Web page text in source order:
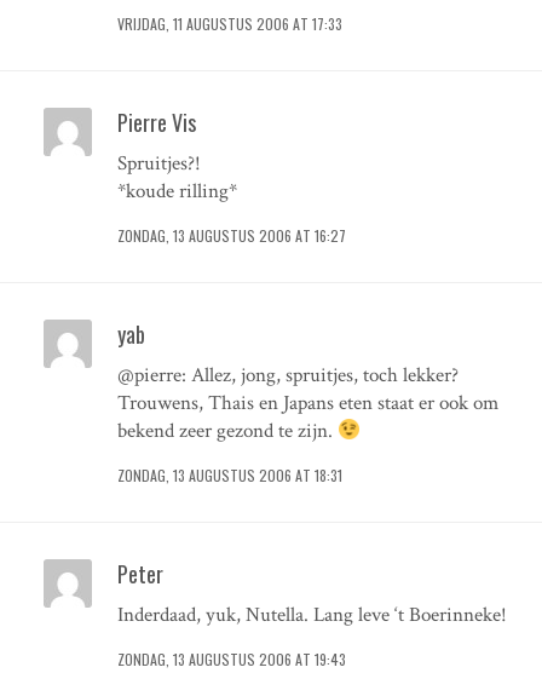
VRIJDAG, 11 AUGUSTUS 2006 AT 17:33
Pierre Vis
Spruitjes?!
*koude rilling*
ZONDAG, 13 AUGUSTUS 2006 AT 16:27
yab
@pierre: Allez, jong, spruitjes, toch lekker?
Trouwens, Thais en Japans eten staat er ook om
bekend zeer gezond te zijn.
ZONDAG, 13 AUGUSTUS 2006 AT 18:31
Peter
Inderdaad, yuk, Nutella. Lang leve ‘t Boerinneke!
ZONDAG, 13 AUGUSTUS 2006 AT 19:43